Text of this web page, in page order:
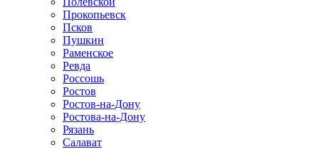
Прокопьевск
Псков
Пушкин
Раменское
Ревда
Россошь
Ростов
Ростов-на-Дону
Ростова-на-Дону
Рязань
Салават